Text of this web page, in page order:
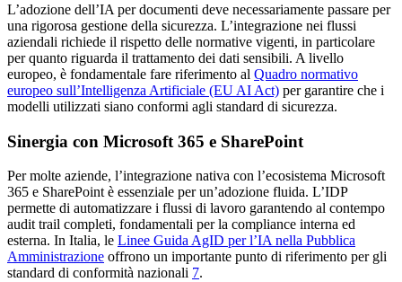
L’adozione dell’IA per documenti deve necessariamente passare per
una rigorosa gestione della sicurezza. L’integrazione nei flussi
aziendali richiede il rispetto delle normative vigenti, in particolare
per quanto riguarda il trattamento dei dati sensibili. A livello
europeo, è fondamentale fare riferimento al Quadro normativo
europeo sull’Intelligenza Artificiale (EU AI Act) per garantire che i
modelli utilizzati siano conformi agli standard di sicurezza.
Sinergia con Microsoft 365 e SharePoint
Per molte aziende, l’integrazione nativa con l’ecosistema Microsoft
365 e SharePoint è essenziale per un’adozione fluida. L’IDP
permette di automatizzare i flussi di lavoro garantendo al contempo
audit trail completi, fondamentali per la compliance interna ed
esterna. In Italia, le Linee Guida AgID per l’IA nella Pubblica
Amministrazione offrono un importante punto di riferimento per gli
standard di conformità nazionali 7.